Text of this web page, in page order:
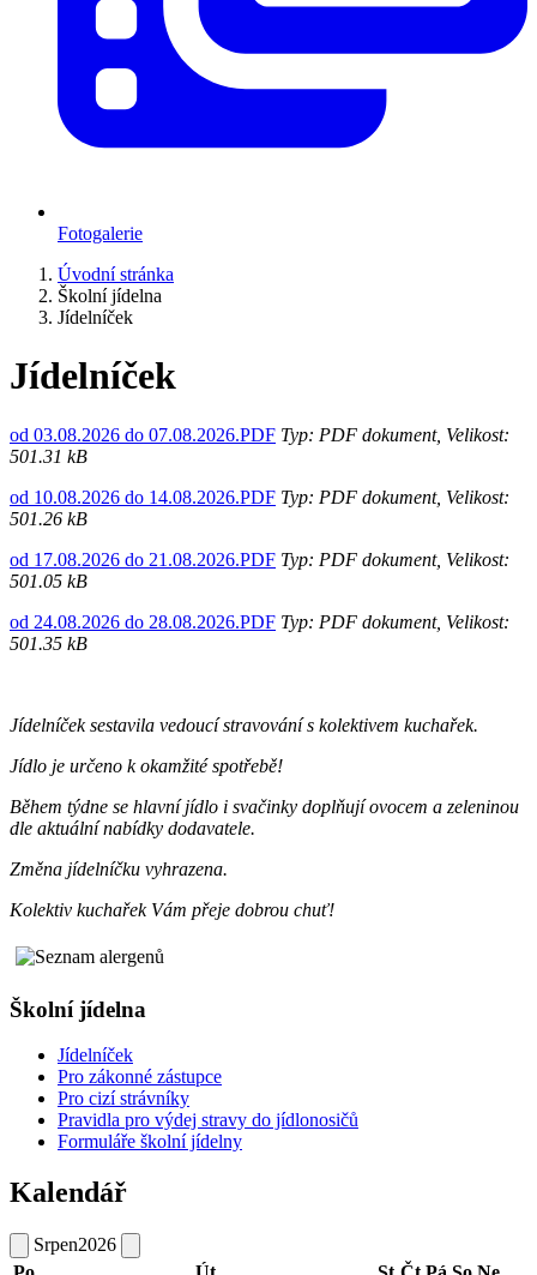
Fotogalerie
Úvodní stránka
Školní jídelna
Jídelníček
Jídelníček
od 03.08.2026 do 07.08.2026.PDF Typ: PDF dokument, Velikost:
501.31 kB
od 10.08.2026 do 14.08.2026.PDF Typ: PDF dokument, Velikost:
501.26 kB
od 17.08.2026 do 21.08.2026.PDF Typ: PDF dokument, Velikost:
501.05 kB
od 24.08.2026 do 28.08.2026.PDF Typ: PDF dokument, Velikost:
501.35 kB
Jídelníček sestavila vedoucí stravování s kolektivem kuchařek.
Jídlo je určeno k okamžité spotřebě!
Během týdne se hlavní jídlo i svačinky doplňují ovocem a zeleninou
dle aktuální nabídky dodavatele.
Změna jídelníčku vyhrazena.
Kolektiv kuchařek Vám přeje dobrou chuť!
Školní jídelna
Jídelníček
Pro zákonné zástupce
Pro cizí strávníky
Pravidla pro výdej stravy do jídlonosičů
Formuláře školní jídelny
Kalendář
Srpen2026